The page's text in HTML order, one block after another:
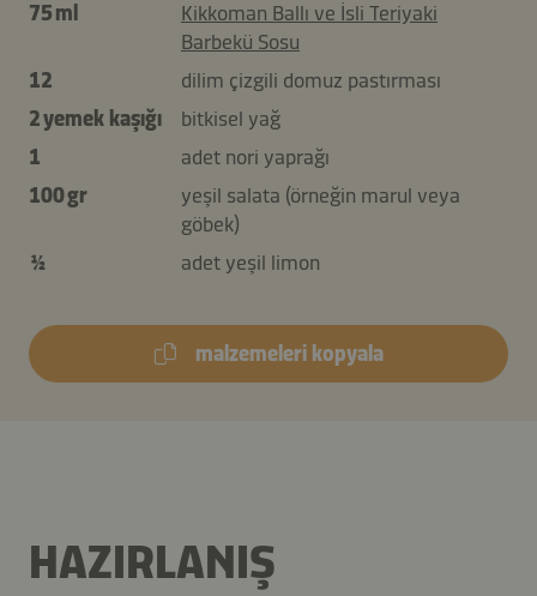
75 ml
Kikkoman Ballı ve İsli Teriyaki
Barbekü Sosu
12
dilim çizgili domuz pastırması
2 yemek kaşığı
bitkisel yağ
1
adet nori yaprağı
100 gr
yeşil salata (örneğin marul veya
göbek)
½
adet yeşil limon
malzemeleri kopyala
HAZIRLANIŞ